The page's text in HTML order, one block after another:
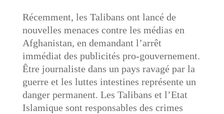
Récemment, les Talibans ont lancé de
nouvelles menaces contre les médias en
Afghanistan, en demandant l’arrêt
immédiat des publicités pro-gouvernement.
Être journaliste dans un pays ravagé par la
guerre et les luttes intestines représente un
danger permanent. Les Talibans et l’Etat
Islamique sont responsables des crimes